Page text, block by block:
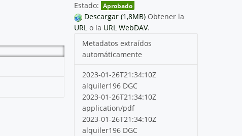
Estado: Aprobado
Descargar (1,8MB) Obtener la
URL o la URL WebDAV.
Metadatos extraídos
automáticamente
2023-01-26T21:34:10Z
alquiler196 DGC
2023-01-26T21:34:10Z
application/pdf
2023-01-26T21:34:10Z
alquiler196 DGC